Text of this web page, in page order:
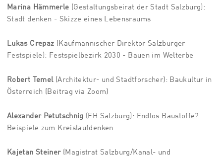
Marina Hämmerle (Gestaltungsbeirat der Stadt Salzburg):
Stadt denken - Skizze eines Lebensraums
Lukas Crepaz (Kaufmännischer Direktor Salzburger
Festspiele): Festspielbezirk 2030 - Bauen im Welterbe
Robert Temel(Architektur- und Stadtforscher) : Baukultur in
Österreich (Beitrag via Zoom)
Alexander Petutschnig (FH Salzburg): Endlos Baustoffe?
Beispiele zum Kreislaufdenken
Kajetan Steiner(Magistrat Salzburg/Kanal- und